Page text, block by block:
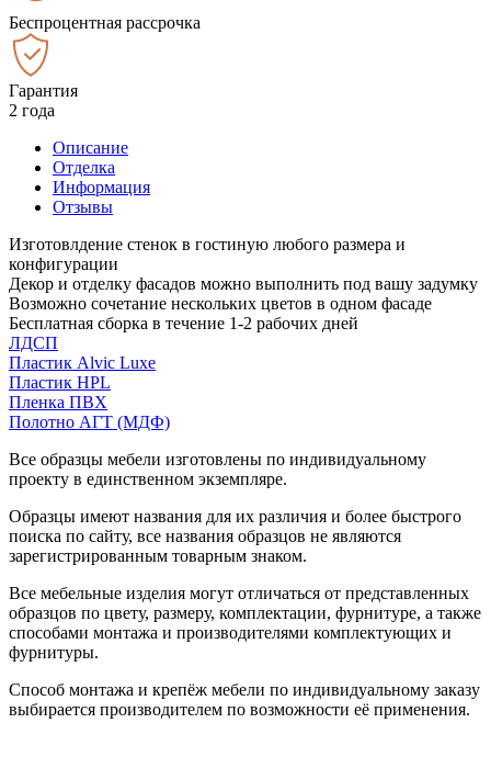
Беспроцентная рассрочка
Гарантия
2 года
Описание
Отделка
Информация
Отзывы
Изготовлдение стенок в гостиную любого размера и
конфигурации
Декор и отделку фасадов можно выполнить под вашу задумку
Возможно сочетание нескольких цветов в одном фасаде
Бесплатная сборка в течение 1-2 рабочих дней
ЛДСП
Пластик Alvic Luxe
Пластик HPL
Пленка ПВХ
Полотно АГТ (МДФ)
Все образцы мебели изготовлены по индивидуальному
проекту в единственном экземпляре.
Образцы имеют названия для их различия и более быстрого
поиска по сайту, все названия образцов не являются
зарегистрированным товарным знаком.
Все мебельные изделия могут отличаться от представленных
образцов по цвету, размеру, комплектации, фурнитуре, а также
способами монтажа и производителями комплектующих и
фурнитуры.
Способ монтажа и крепёж мебели по индивидуальному заказу
выбирается производителем по возможности её применения.